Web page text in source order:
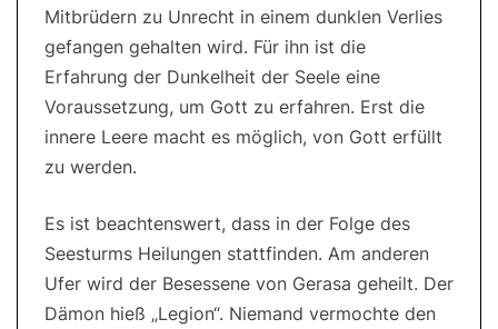
Mitbrüdern zu Unrecht in einem dunklen Verlies
gefangen gehalten wird. Für ihn ist die
Erfahrung der Dunkelheit der Seele eine
Voraussetzung, um Gott zu erfahren. Erst die
innere Leere macht es möglich, von Gott erfüllt
zu werden.
Es ist beachtenswert, dass in der Folge des
Seesturms Heilungen stattfinden. Am anderen
Ufer wird der Besessene von Gerasa geheilt. Der
Dämon hieß „Legion“. Niemand vermochte den